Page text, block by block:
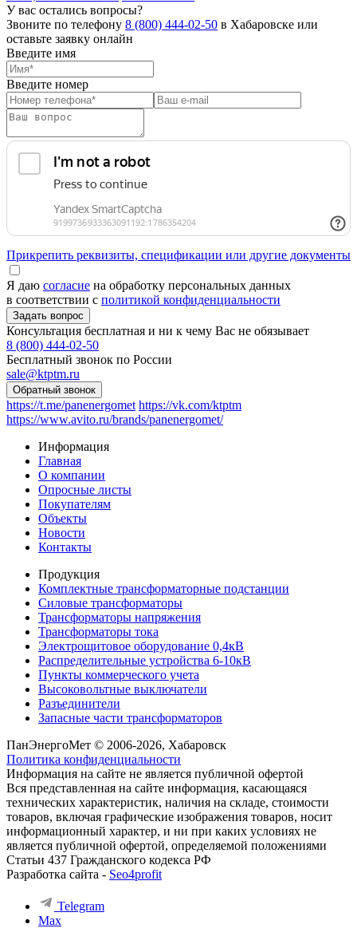
У вас остались вопросы?
Звоните по телефону 8 (800) 444-02-50 в Хабаровске или
оставьте заявку онлайн
Введите имя
Введите номер
Прикрепить реквизиты, спецификации или другие документы
Я даю согласие на обработку персональных данных
в соответствии с политикой конфиденциальности
Консультация бесплатная и ни к чему Вас не обязывает
8 (800) 444-02-50
Бесплатный звонок по России
sale@ktptm.ru
https://t.me/panenergomet https://vk.com/ktptm
https://www.avito.ru/brands/panenergomet/
Информация
Главная
О компании
Опросные листы
Покупателям
Объекты
Новости
Контакты
Продукция
Комплектные трансформаторные подстанции
Силовые трансформаторы
Трансформаторы напряжения
Трансформаторы тока
Электрощитовое оборудование 0,4кВ
Распределительные устройства 6-10кВ
Пункты коммерческого учета
Высоковольтные выключатели
Разъединители
Запасные части трансформаторов
ПанЭнергоМет © 2006-2026, Хабаровск
Политика конфиденциальности
Информация на сайте не является публичной офертой
Вся представленная на сайте информация, касающаяся
технических характеристик, наличия на складе, стоимости
товаров, включая графические изображения товаров, носит
информационный характер, и ни при каких условиях не
является публичной офертой, определяемой положениями
Статьи 437 Гражданского кодекса РФ
Разработка сайта - Seo4profit
Telegram
Max